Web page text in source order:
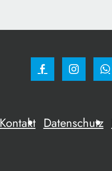
Kontakt Datenschutz